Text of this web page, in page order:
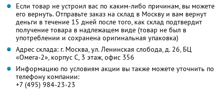
Если товар не устроил вас по каким-либо причинам, вы можете
его вернуть. Отправьте заказ на склад в Москву и вам вернут
деньги в течение 15 дней после того, как склад подтвердит
получение товара в надлежащем виде (товар не был в
употреблении и сохранена оригинальная упаковка)
Адрес склада: г. Москва, ул. Ленинская слобода, д. 26, БЦ
«Омега-2», корпус С, 3 этаж, офис 356
Информацию по условиям акции вы также можете уточнить по
телефону компании:
+7 (495) 984-23-23